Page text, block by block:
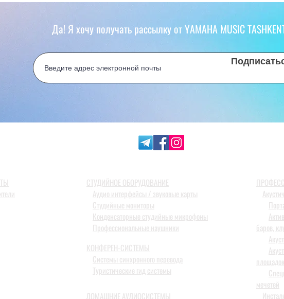
Да! Я хочу получать рассылку от YAMAHA MUSIC
СТУДИЙНОЕ ОБОРУДОВАНИЕ
Аудио интерфейсы / звуковые карты
Студийные мониторы
Конденсаторные студийные микрофоны
Профессиональные наушники
КОНФЕРЕН-СИСТЕМЫ
Системы синхронного перевода
Туристические гид системы
ДОМАШНИЕ АУДИОСИСТЕМЫ
баров,
площадок
мечетей